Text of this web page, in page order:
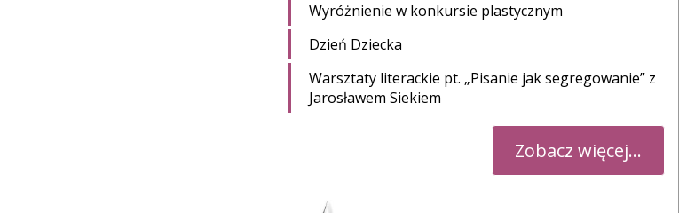
Wyróżnienie w konkursie plastycznym
Dzień Dziecka
Warsztaty literackie pt. „Pisanie jak segregowanie” z
Jarosławem Siekiem
Zobacz więcej...